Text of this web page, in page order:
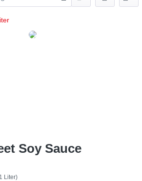
Soy Sauce
Liter)